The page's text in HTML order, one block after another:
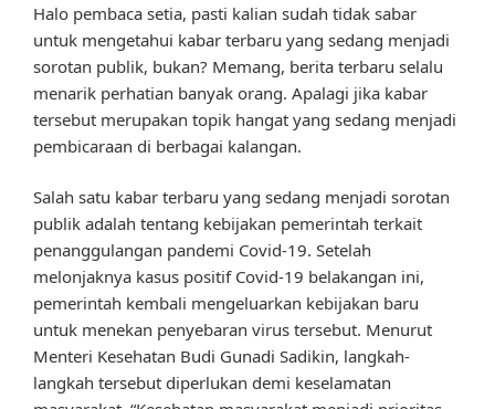
Halo pembaca setia, pasti kalian sudah tidak sabar
untuk mengetahui kabar terbaru yang sedang menjadi
sorotan publik, bukan? Memang, berita terbaru selalu
menarik perhatian banyak orang. Apalagi jika kabar
tersebut merupakan topik hangat yang sedang menjadi
pembicaraan di berbagai kalangan.
Salah satu kabar terbaru yang sedang menjadi sorotan
publik adalah tentang kebijakan pemerintah terkait
penanggulangan pandemi Covid-19. Setelah
melonjaknya kasus positif Covid-19 belakangan ini,
pemerintah kembali mengeluarkan kebijakan baru
untuk menekan penyebaran virus tersebut. Menurut
Menteri Kesehatan Budi Gunadi Sadikin, langkah-
langkah tersebut diperlukan demi keselamatan